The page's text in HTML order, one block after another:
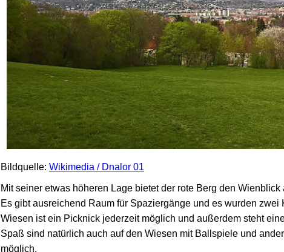
Bildquelle: Wikimedia / Dnalor 01
Mit seiner etwas höheren Lage bietet der rote Berg den
Es gibt ausreichend Raum für Spaziergänge und es wurden
Wiesen ist ein Picknick jederzeit möglich und außerdem steht
Spaß sind natürlich auch auf den Wiesen mit Ballspiele und
möglich.